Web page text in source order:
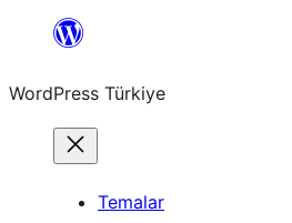
İçeriğe
WordPress Türkiye
Temalar